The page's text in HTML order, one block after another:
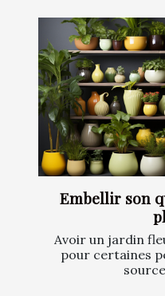
Embellir son
Avoir un jardin
pour certaines